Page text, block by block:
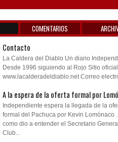
COMENTARIOS
Contacto
La Caldera del Diablo Un diario
Desde 1996 siguiendo al Rojo Sitio
www.lacalderadeldiablo.net Correo
A la espera de la oferta formal por
Independiente espera la llegada de la
formal del Pachuca por Kevin Lomónaco
como dio a entender el Secretario
Club...